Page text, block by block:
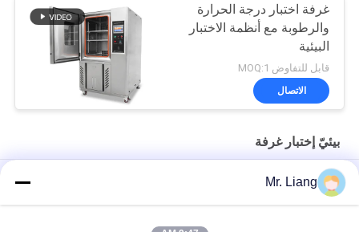
غرفة اختبار درجة الحرارة
والرطوبة مع أنظمة الاختبار
البيئية
قابل للتفاوض MOQ:1
الاتصال
بيئيّ إختبار غرفة
ثلاثة المرحلة زينون ARC الشيخوخة غرفة الاختبار، اختبار الغرفة البيئية
درجة حرارة معتمدة من CE غرفة اختبار الصدمة الحرارية البيئية
Mr. Liang